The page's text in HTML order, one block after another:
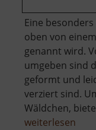
Eine
oben von
genannt wird.
umgeben sind
geformt und
verziert sind.
Wäldchen,
weiterlesen